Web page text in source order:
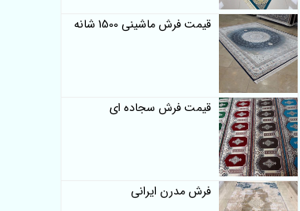
قیمت فرش ماشینی 1500 شانه
قیمت فرش سجاده ای
فرش مدرن ایرانی